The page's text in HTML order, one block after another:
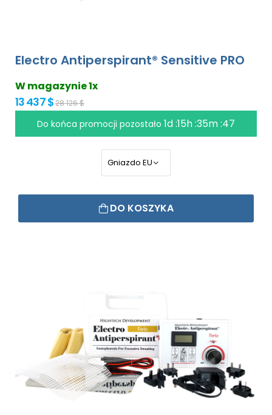
Electro Antiperspirant® Sensitive PRO
W magazynie 1x
13 437 $28 126 $
Do końca promocji pozostało 1d :15h :35m :46
DO KOSZYKA